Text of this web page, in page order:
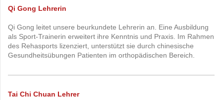
Qi Gong Lehrerin
Qi Gong leitet unsere beurkundete Lehrerin an. Eine Ausbildung
als Sport-Trainerin erweitert ihre Kenntnis und Praxis. Im Rahmen
des Rehasports lizenziert, unterstützt sie durch chinesische
Gesundheitsübungen Patienten im orthopädischen Bereich.
Tai Chi Chuan Lehrer